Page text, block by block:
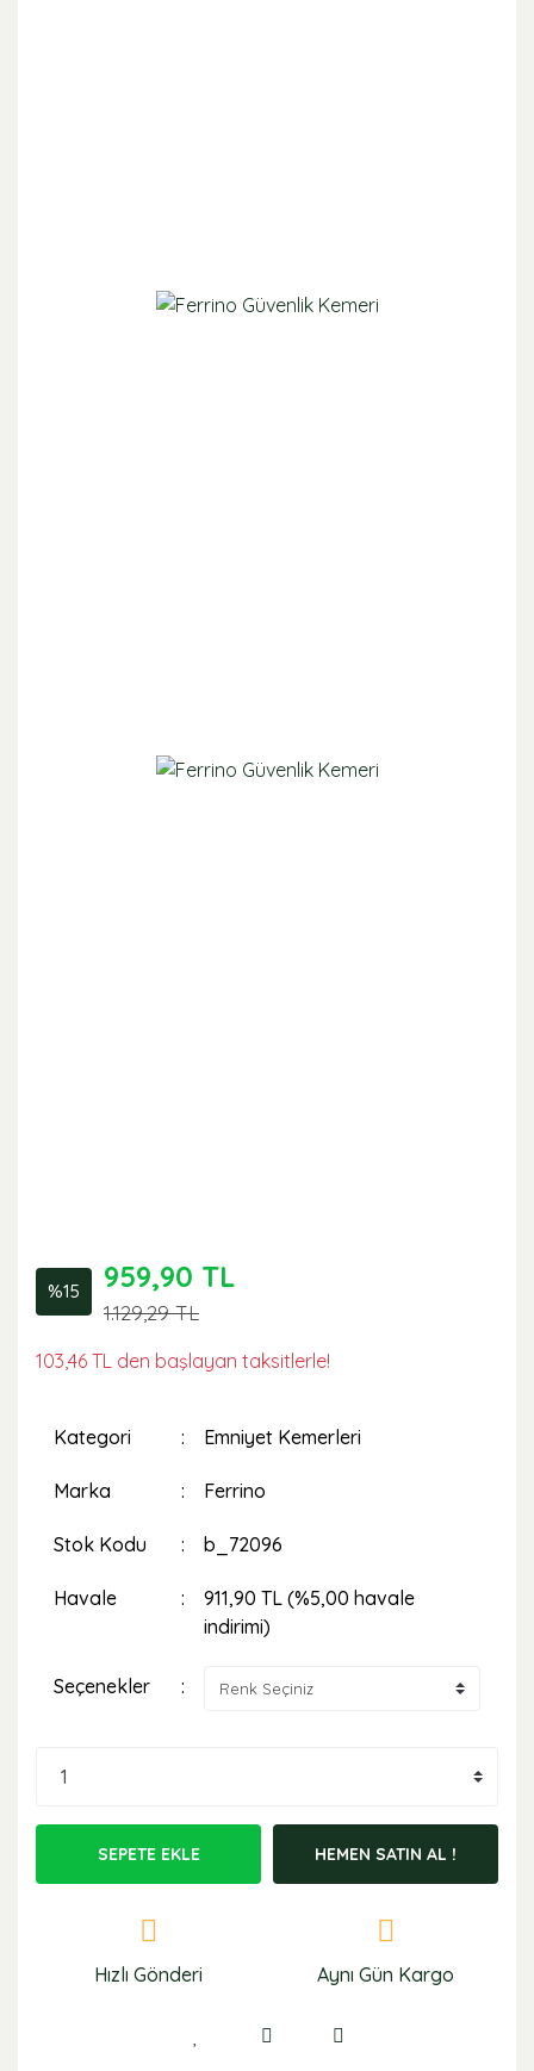
%15 959,90 TL
1.129,29 TL
103,46 TL den başlayan taksitlerle!
Kategori Emniyet Kemerleri
Marka Ferrino
Stok Kodu b_72096
Havale
911,90 TL (%5,00 havale
indirimi)
Seçenekler
SEPETE EKLE HEMEN SATIN AL !
Hızlı Gönderi Aynı Gün Kargo